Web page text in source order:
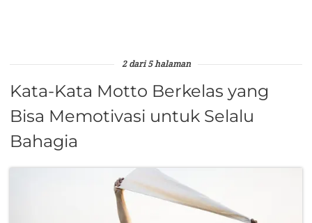
2 dari 5 halaman
Kata-Kata Motto Berkelas yang
Bisa Memotivasi untuk Selalu
Bahagia